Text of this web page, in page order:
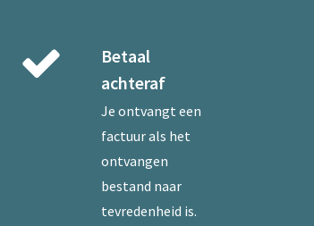
Betaal
achteraf
Je ontvangt een
factuur als het
ontvangen
bestand naar
tevredenheid is.